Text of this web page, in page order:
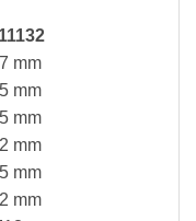
mm
mm
mm
mm
mm
mm